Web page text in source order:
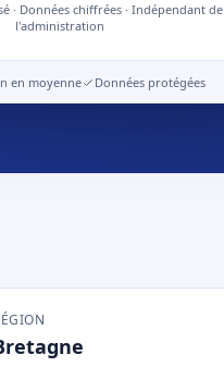
· Données chiffrées · Indépendant de
l'administration
en moyenne Données protégées